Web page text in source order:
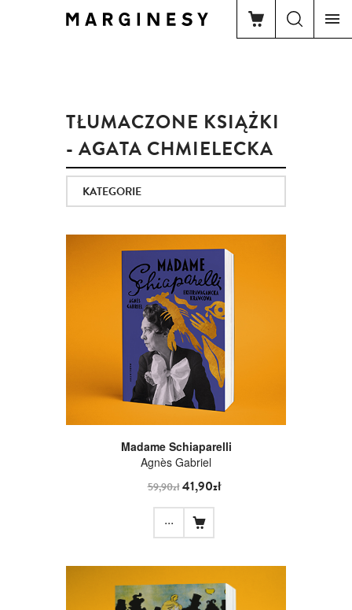
TŁUMACZONE KSIĄŻKI
- AGATA CHMIELECKA
KATEGORIE
Madame Schiaparelli
Agnès Gabriel
59,90zł41,90zł
...